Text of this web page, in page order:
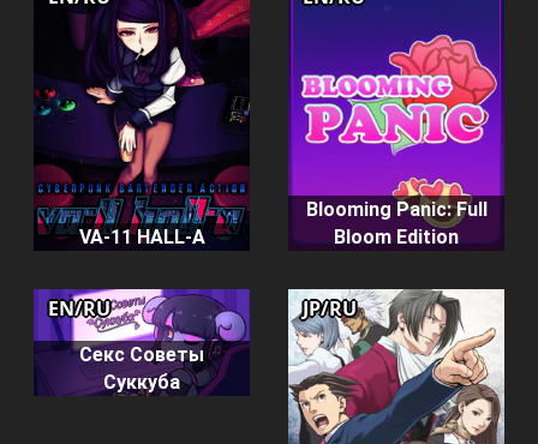
VA-11 HALL-A
Blooming Panic: Full
Bloom Edition
Секс Советы
Суккуба
EN/RU JP/RU